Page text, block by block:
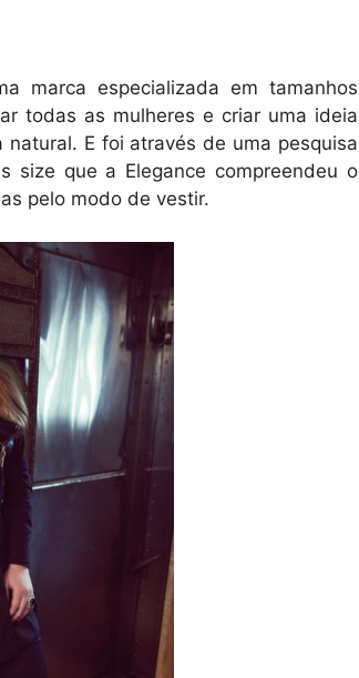
marca especializada em tamanhos
todas as mulheres e criar uma ideia
E foi através de uma pesquisa
size que a Elegance compreendeu o
pelo modo de vestir.